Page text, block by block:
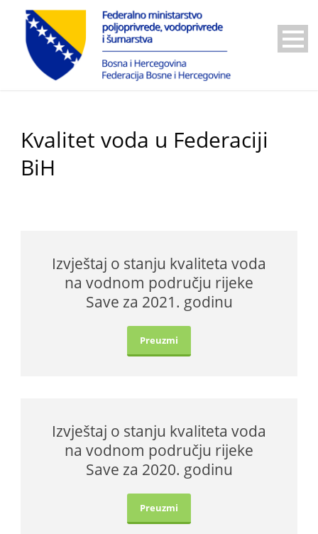
Kvalitet voda u Federaciji
BiH
Izvještaj o stanju kvaliteta voda
na vodnom području rijeke
Save za 2021. godinu
Preuzmi
Izvještaj o stanju kvaliteta voda
na vodnom području rijeke
Save za 2020. godinu
Preuzmi